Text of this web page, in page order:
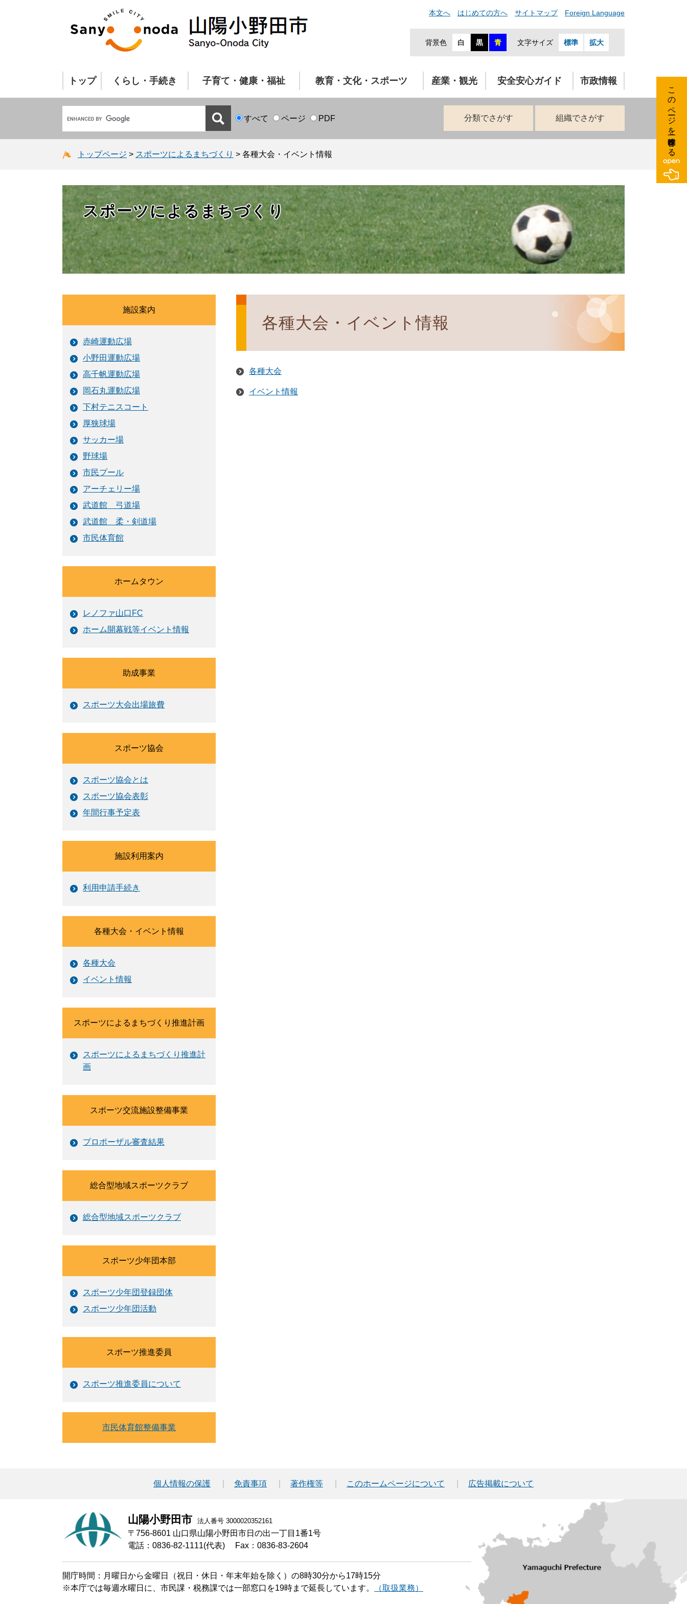
本文へ はじめての方へ サイトマップ Foreign Language
背景色 白 黒 青 文字サイズ 標準 拡大
トップ くらし・手続き 子育て・健康・福祉 教育・文化・スポーツ 産業・観光 安全安心ガイド 市政情報
すべて ページ PDF 分類でさがす 組織でさがす
トップページ > スポーツによるまちづくり > 各種大会・イベント情報
スポーツによるまちづくり
各種大会・イベント情報
各種大会
イベント情報
施設案内
赤崎運動広場
小野田運動広場
高千帆運動広場
岡石丸運動広場
下村テニスコート
厚狭球場
サッカー場
野球場
市民プール
アーチェリー場
武道館 弓道場
武道館 柔・剣道場
市民体育館
ホームタウン
レノファ山口FC
ホーム開幕戦等イベント情報
助成事業
スポーツ大会出場旅費
スポーツ協会
スポーツ協会とは
スポーツ協会表彰
年間行事予定表
施設利用案内
利用申請手続き
各種大会・イベント情報
各種大会
イベント情報
スポーツによるまちづくり推進計画
スポーツによるまちづくり推進計
画
スポーツ交流施設整備事業
プロポーザル審査結果
総合型地域スポーツクラブ
総合型地域スポーツクラブ
スポーツ少年団本部
スポーツ少年団登録団体
スポーツ少年団活動
スポーツ推進委員
スポーツ推進委員について
市民体育館整備事業
個人情報の保護 免責事項 著作権等 このホームページについて 広告掲載について
山陽小野田市 法人番号 3000020352161
〒756-8601 山口県山陽小野田市日の出一丁目1番1号
電話：0836-82-1111(代表)
Fax：0836-83-2604
開庁時間：月曜日から金曜日（祝日・休日・年末年始を除く）の8時30分から17時15分
※本庁では毎週水曜日に、市民課・税務課では一部窓口を19時まで延長しています。
（取扱業務）
このページを一時保存する